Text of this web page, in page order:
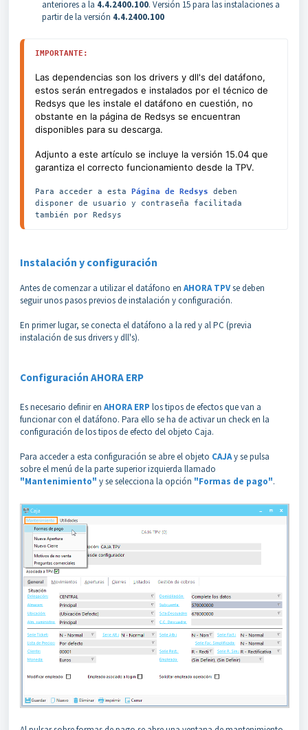
anteriores a la 4.4.2400.100. Versión 15 para las instalaciones a
partir de la versión 4.4.2400.100
IMPORTANTE:
Las dependencias son los drivers y dll's del datáfono,
estos serán entregados e instalados por el técnico de
Redsys que les instale el datáfono en cuestión, no
obstante en la página de Redsys se encuentran
disponibles para su descarga.
Adjunto a este artículo se incluye la versión 15.04 que
garantiza el correcto funcionamiento desde la TPV.
Para acceder a esta Página de Redsys deben
disponer de usuario y contraseña facilitada
también por Redsys
Instalación y configuración
Antes de comenzar a utilizar el datáfono en AHORA TPVse deben
seguir unos pasos previos de instalación y configuración.
En primer lugar, se conecta el datáfono a la red y al PC (previa
instalación de sus drivers y dll's).
Configuración AHORA ERP
Es necesario definir en AHORA ERP los tipos de efectos que van a
funcionar con el datáfono. Para ello se ha de activar un check en la
configuración de los tipos de efecto del objeto Caja.
Para acceder a esta configuración se abre el objeto CAJAy se pulsa
sobre el menú de la parte superior izquierda llamado
"Mantenimiento" y se selecciona la opción "Formas de pago".